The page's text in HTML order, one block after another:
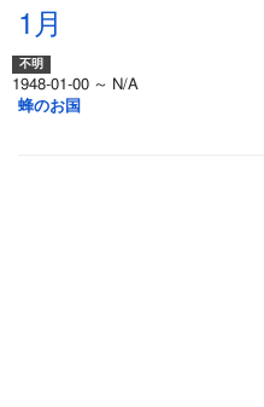
1月
1948-01-00 ～ N/A
蜂のお国